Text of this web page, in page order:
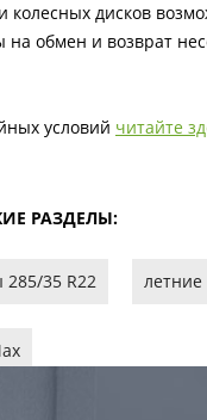
дисков
обмен и возврат
условий читайте
РАЗДЕЛЫ:
35 R22